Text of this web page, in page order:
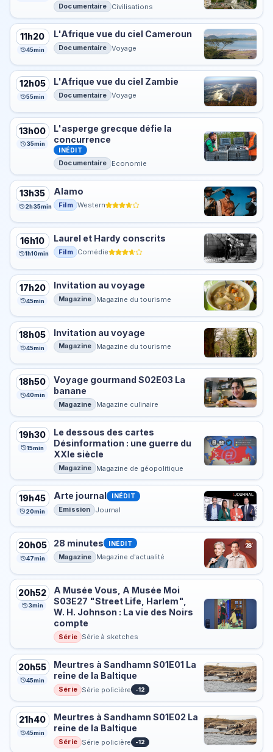
Documentaire Civilisations
11h20
45min
L'Afrique vue du ciel Cameroun
Documentaire Voyage
12h05
55min
L'Afrique vue du ciel Zambie
Documentaire Voyage
13h00
35min
L'asperge grecque défie la
concurrence
INÉDIT
Documentaire Economie
13h35
2h35min
Alamo
Film Western
16h10
1h10min
Laurel et Hardy conscrits
Film Comédie
17h20
45min
Invitation au voyage
Magazine Magazine du tourisme
18h05
45min
Invitation au voyage
Magazine Magazine du tourisme
18h50
40min
Voyage gourmand S02E03 La
banane
Magazine Magazine culinaire
19h30
15min
Le dessous des cartes
Désinformation : une guerre du
XXIe siècle
Magazine Magazine de géopolitique
19h45
20min
Arte journal INÉDIT
Emission Journal
20h05
47min
28 minutes INÉDIT
Magazine Magazine d'actualité
20h52
3min
A Musée Vous, A Musée Moi
S03E27 "Street Life, Harlem",
W. H. Johnson : La vie des Noirs
compte
Série Série à sketches
20h55
45min
Meurtres à Sandhamn S01E01 La
reine de la Baltique
Série Série policière -12
21h40
45min
Meurtres à Sandhamn S01E02 La
reine de la Baltique
Série Série policière -12